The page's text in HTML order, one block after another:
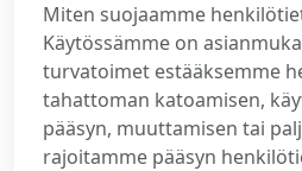
Miten suojaamme
Käytössämme on
turvatoimet estääksemme
tahattoman katoamisen,
pääsyn, muuttamisen tai
rajoitamme pääsyn